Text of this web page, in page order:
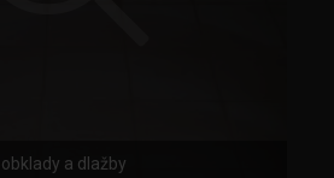
obklady a dlažby